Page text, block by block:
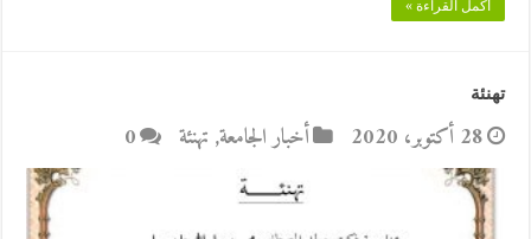
أكمل القراءة »
تهنئة
28 أكتوبر، 2020 أخبار الجامعة, تهنئة 0